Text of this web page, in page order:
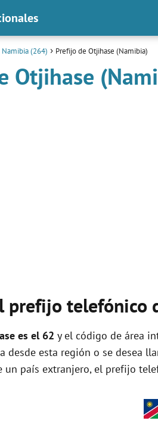
Namibia (264) Prefijo de Otjihase (Namibia)
Otjihase
prefijo telefónico
es el 62 y el código de área
desde esta región o se desea
un país extranjero, el prefijo